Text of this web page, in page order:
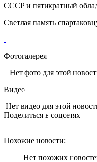
СССР и пятикратный
Светлая память
Фотогалерея
Нет фото для этой
Видео
Нет видео для этой
Поделиться в соцсетях
Похожие новости:
Нет похожих